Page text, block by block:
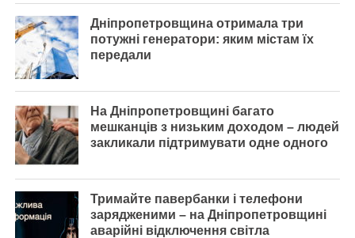
Дніпропетровщина отримала три
потужні генератори: яким містам їх
передали
На Дніпропетровщині багато
мешканців з низьким доходом – людей
закликали підтримувати одне одного
Тримайте павербанки і телефони
зарядженими – на Дніпропетровщині
аварійні відключення світла